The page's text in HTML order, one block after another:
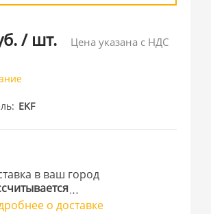
/ шт. Цена указана с НДС
EKF
в ваш город
о доставке